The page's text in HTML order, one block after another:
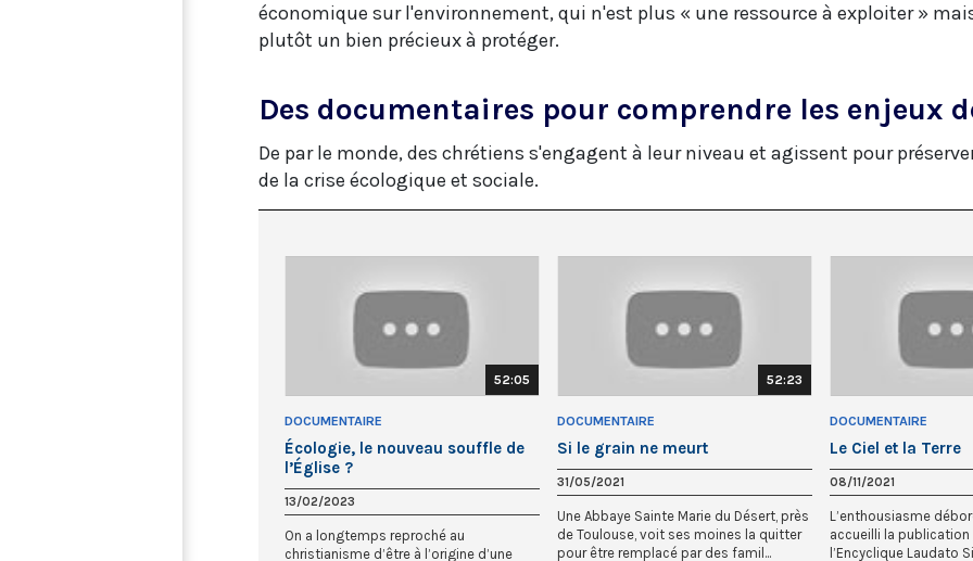
économique sur l'environnement, qui n'est plus « une ressource à exploiter »
plutôt un bien précieux à protéger.
Des documentaires pour comprendre les enjeux
De par le monde, des chrétiens s'engagent à leur niveau et agissent pour
de la crise écologique et sociale.
52:05
DOCUMENTAIRE
Écologie, le nouveau souffle de
l’Église ?
13/02/2023
On a longtemps reproché au
christianisme d’être à l’origine d’une
52:23
DOCUMENTAIRE
Si le grain ne meurt
31/05/2021
Une Abbaye Sainte Marie du Désert, près
de Toulouse, voit ses moines la quitter
pour être remplacé par des famil...
DOCUMENTAIRE
Le Ciel et la Terre
08/11/2021
L’enthousiasme
accueilli la publication
l’Encyclique Laudato